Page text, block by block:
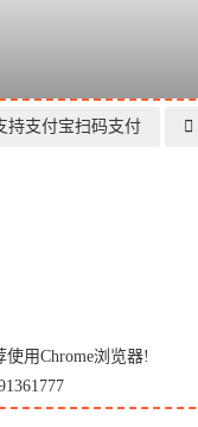
持支付宝扫码支付
用Chrome浏览器!